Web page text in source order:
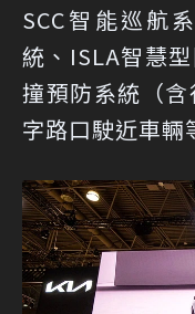
SCC智能巡航
統、ISLA智慧
撞預防系統（
字路口駛近車輛